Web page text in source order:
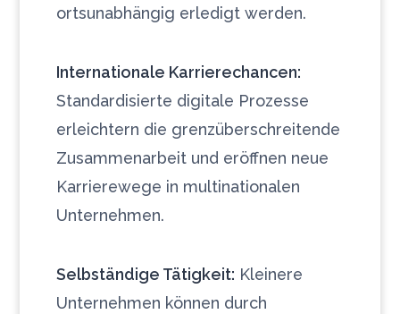
ortsunabhängig erledigt werden.
Internationale Karrierechancen:
Standardisierte digitale Prozesse
erleichtern die grenzüberschreitende
Zusammenarbeit und eröffnen neue
Karrierewege in multinationalen
Unternehmen.
Selbständige Tätigkeit: Kleinere
Unternehmen können durch